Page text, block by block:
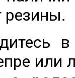
резины.
или